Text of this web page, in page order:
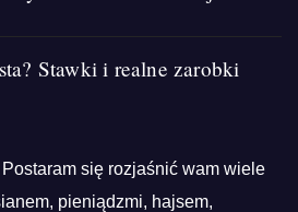
Stawki i realne zarobki
się rozjaśnić wam wiele
pieniądzmi, hajsem,